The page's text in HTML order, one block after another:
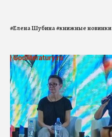
#Елена Шубина#книжные новинки